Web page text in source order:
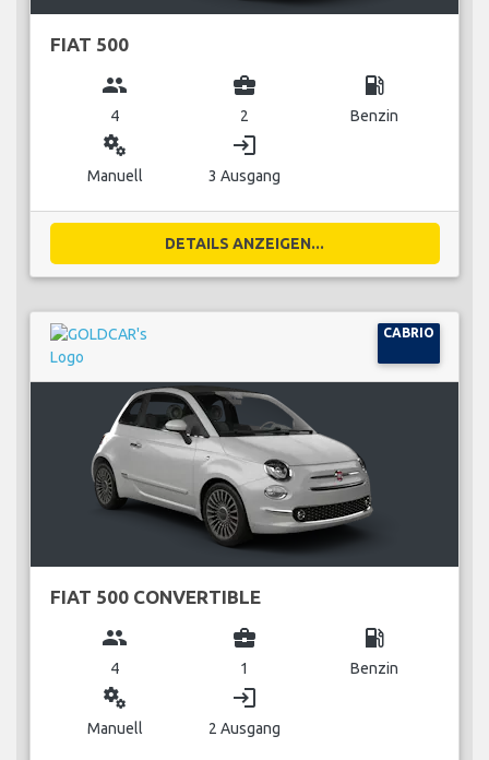
FIAT 500
group
4
business_center
2
local_gas_station
Benzin
miscellaneous_services
Manuell
login
3 Ausgang
DETAILS ANZEIGEN...
CABRIO
FIAT 500 CONVERTIBLE
group
4
business_center
1
local_gas_station
Benzin
miscellaneous_services
Manuell
login
2 Ausgang